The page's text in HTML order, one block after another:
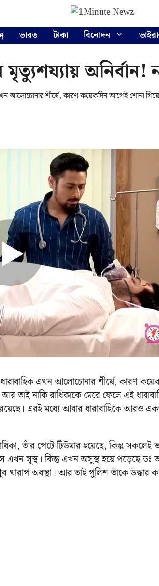
ভারত টাকা বিনোদন
অনির্বান!
আলোচোনার শীর্ষে, কারণ কয়েকদিন আগেই শোনা
এখন আলোচোনার শীর্ষে, কারণ
তাই নাকি রাধিকাকে মেরে ফেলে এই
এরই মধ্যে আবার ধারাবাহিকে আরও
তাঁর পেটে টিউমার হয়েছে, কিন্তু সকলেই
সে এখন সুস্থ। কিন্তু এখন অসুস্থ হয়ে পড়েছে ডঃ
খারাপ অবস্থা। আর তাই পুলিশ তাঁকে উদ্ধার